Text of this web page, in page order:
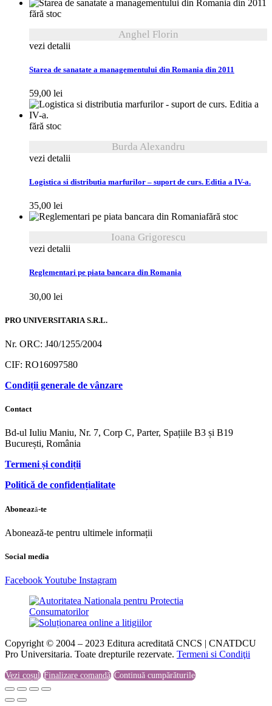
fără stoc
Anghel Florin
vezi detalii
Starea de sanatate a managementului din Romania din 2011
59,00 lei
fără stoc
Burda Alexandru
vezi detalii
Logistica si distributia marfurilor – suport de curs. Editia a IV-a.
35,00 lei
fără stoc
Ioana Grigorescu
vezi detalii
Reglementari pe piata bancara din Romania
30,00 lei
PRO UNIVERSITARIA S.R.L.
Nr. ORC: J40/1255/2004
CIF: RO16097580
Condiții generale de vânzare
Contact
Bd-ul Iuliu Maniu, Nr. 7, Corp C, Parter, Spațiile B3 și B19
București, România
Termeni și condiții
Politică de confidențialitate
Abonează-te
Abonează-te pentru ultimele informații
Social media
FacebookYoutube Instagram
Copyright © 2004 – 2023 Editura acreditată CNCS | CNATDCU
Pro Universitaria. Toate drepturile rezervate. Termeni si Condiţii
Vezi coșul Finalizare comandă Continuă cumpărăturile